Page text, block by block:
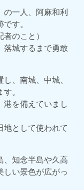
の一人、阿麻和利
す。
のこと）
落城するまで勇敢
、南城、中城、
。
を備えていまし
地として使われて
、知念半島や久高
い景色が広がっ